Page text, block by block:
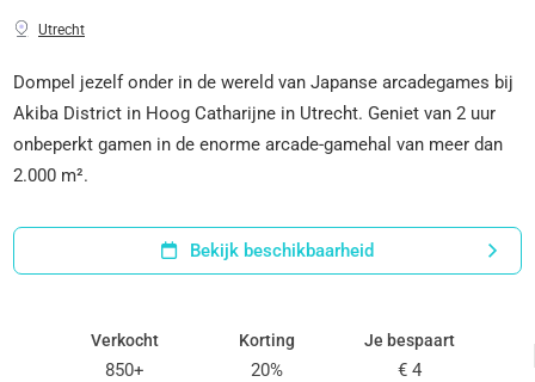
Utrecht
Dompel jezelf onder in de wereld van Japanse arcadegames bij
Akiba District in Hoog Catharijne in Utrecht. Geniet van 2 uur
onbeperkt gamen in de enorme arcade-gamehal van meer dan
2.000 m².
Bekijk beschikbaarheid
Verkocht
850+
Korting
20%
Je bespaart
€ 4